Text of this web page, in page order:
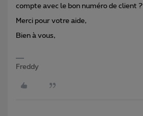
compte avec le bon numéro de client ?
Merci pour votre aide,
Bien à vous,
Freddy